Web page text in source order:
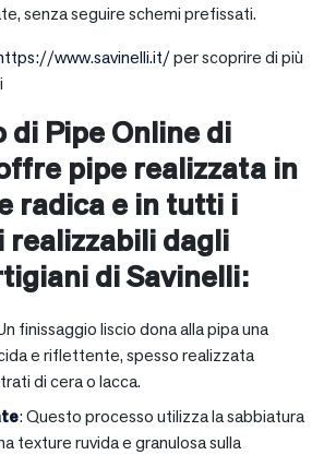
senza seguire schemi prefissati.
www.savinelli.it/per scoprire di più
di Pipe Online di
pipe realizzata in
radica e in tutti i
realizzabili dagli
di Savinelli:
finissaggio liscio dona alla pipa una
e riflettente, spesso realizzata
di cera o lacca.
: Questo processo utilizza la sabbiatura
texture ruvida e granulosa sulla